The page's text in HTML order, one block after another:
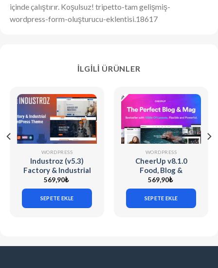
içinde çalıştırır. Koşulsuz! tripetto-tam gelişmiş-
wordpress-form-oluşturucu-eklentisi.18617
İLGILI ÜRÜNLER
WORDPRESS
Industroz (v5.3)
Factory & Industrial
WordPress Theme
569,90₺
SEPETE EKLE
WORDPRESS
CheerUp v8.1.0
Food, Blog &
Magazine
569,90₺
SEPETE EKLE